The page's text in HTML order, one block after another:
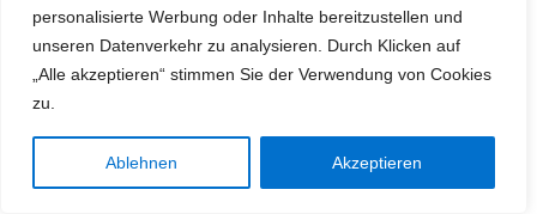
personalisierte Werbung oder Inhalte bereitzustellen und
unseren Datenverkehr zu analysieren. Durch Klicken auf
„Alle akzeptieren“ stimmen Sie der Verwendung von Cookies
zu.
Ablehnen Akzeptieren